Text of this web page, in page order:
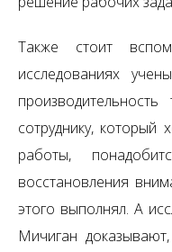
Также стоит
исследованиях
сотруднику, который
работы,
восстановления
этого выполнял. А
Мичиган